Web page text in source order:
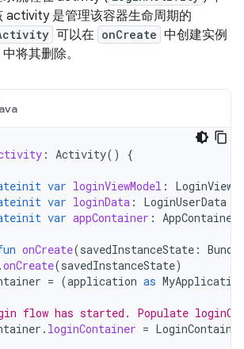
activity 是管理该容器生命周期的
可以在 onCreate 中创建实例
中将其删除。
: Activity() {
var loginViewModel :
var loginData :
LoginUserData
var appContainer : AppContainer
onCreate(savedInstanceState :
.onCreate(savedInstanceState)
= (application as MyApplication
flow has started. Populate
. loginContainer = LoginContainer